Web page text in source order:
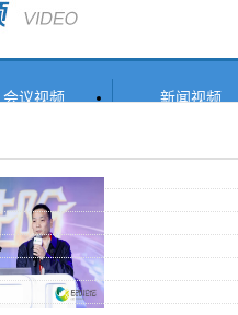
会议视频 新闻视频